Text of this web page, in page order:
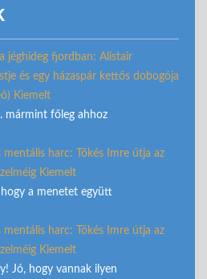
jéghideg fjordban: Alistair
és egy házaspár kettős dobogója
Kiemelt
mármint főleg ahhoz
mentális harc: Tőkés Imre útja az
Kiemelt
a menetet együtt
mentális harc: Tőkés Imre útja az
Kiemelt
Jó, hogy vannak ilyen